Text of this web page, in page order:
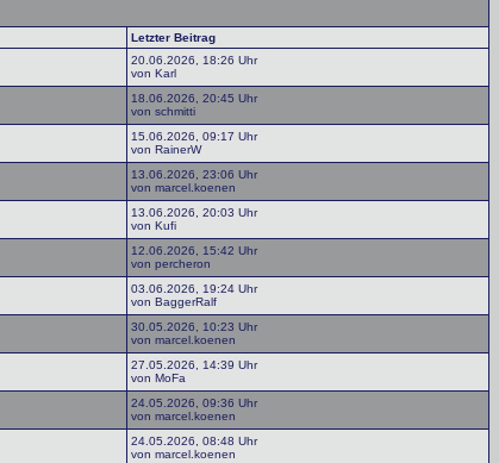
Letzter Beitrag
20.06.2026, 18:26 Uhr
von Karl
18.06.2026, 20:45 Uhr
von schmitti
15.06.2026, 09:17 Uhr
von RainerW
13.06.2026, 23:06 Uhr
von marcel.koenen
13.06.2026, 20:03 Uhr
von Kufi
12.06.2026, 15:42 Uhr
von percheron
03.06.2026, 19:24 Uhr
von BaggerRalf
30.05.2026, 10:23 Uhr
von marcel.koenen
27.05.2026, 14:39 Uhr
von MoFa
24.05.2026, 09:36 Uhr
von marcel.koenen
24.05.2026, 08:48 Uhr
von marcel.koenen